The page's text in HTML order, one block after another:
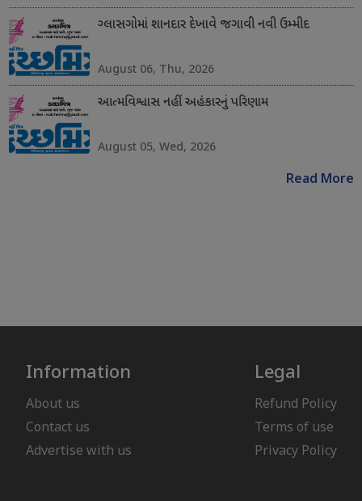
ગ્લાસગોમાં શાનદાર દેખાવે જગાવી નવી ઉમ્મીદ
August 06, Thu, 2026
આત્મવિશ્વાસ નહીં અહંકારનું પરિણામ
August 05, Wed, 2026
Read More
Information
About us
Contact us
Advertise with us
Legal
Refund Policy
Terms of use
Privacy Policy